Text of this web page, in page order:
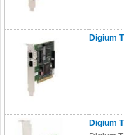
Digium
Digium